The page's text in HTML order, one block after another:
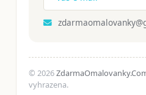
© 2026
vyhrazena.